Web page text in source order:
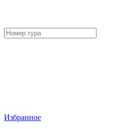
Избранное